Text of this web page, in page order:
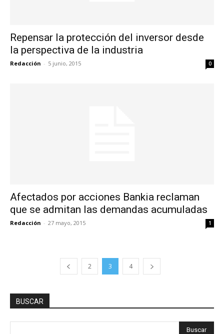
Repensar la protección del inversor desde
la perspectiva de la industria
Redacción - 5 junio, 2015 0
Afectados por acciones Bankia reclaman
que se admitan las demandas acumuladas
Redacción - 27 mayo, 2015 1
2 3 4
BUSCAR